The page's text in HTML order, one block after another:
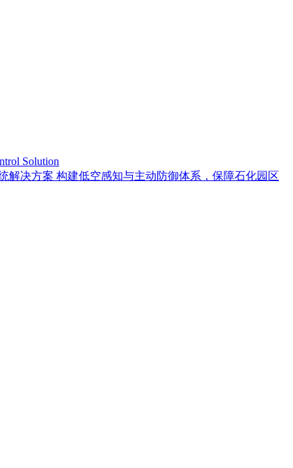
Solution
解决方案 构建低空感知与主动防御体系，保障石化园区